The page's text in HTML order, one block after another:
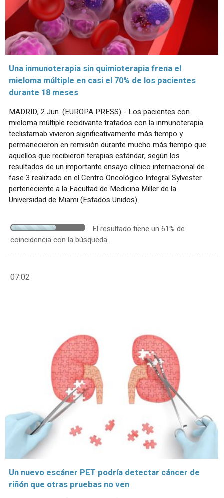
Una inmunoterapia sin quimioterapia frena el
mieloma múltiple en casi el 70% de los pacientes
durante 18 meses
MADRID, 2 Jun. (EUROPA PRESS) - Los pacientes con
mieloma múltiple recidivante tratados con la inmunoterapia
teclistamab vivieron significativamente más tiempo y
permanecieron en remisión durante mucho más tiempo que
aquellos que recibieron terapias estándar, según los
resultados de un importante ensayo clínico internacional de
fase 3 realizado en el Centro Oncológico Integral Sylvester
perteneciente a la Facultad de Medicina Miller de la
Universidad de Miami (Estados Unidos).
El resultado tiene un 61% de
coincidencia con la búsqueda.
07:02
Un nuevo escáner PET podría detectar cáncer de
riñón que otras pruebas no ven